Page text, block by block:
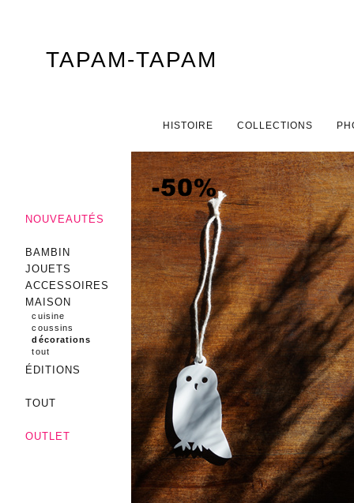
TAPAM-TAPAM
ALLER AU CONTENU PRINCIPAL
ALLER AU CONTENU SECONDAIRE
HISTOIRE COLLECTIONS
NOUVEAUTÉS
BAMBIN
JOUETS
ACCESSOIRES
MAISON
cuisine
coussins
décorations
tout
ÉDITIONS
TOUT
OUTLET